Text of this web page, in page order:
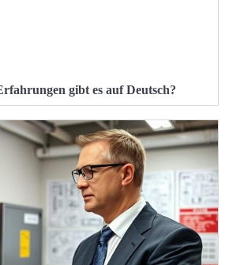
gibt es auf Deutsch?